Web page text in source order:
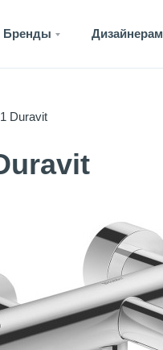
Бренды Дизайнерам
Duravit